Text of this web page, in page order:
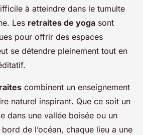
à atteindre dans le tumulte
Les retraites de yoga sont
pour offrir des espaces
se détendre pleinement tout en
combinent un enseignement
naturel inspirant. Que ce soit un
dans une vallée boisée ou un
de l’océan, chaque lieu a une